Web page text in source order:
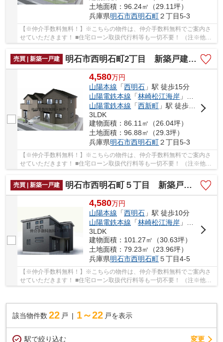
土地面積：96.24㎡（29.11坪）
兵庫県明石市西明石町２丁目5-3
【※仲介手数料無料！】※こちらの物件は、仲介手数料無料でご案内さ
せていただきます！ ■住宅ローン取扱代行料等も一切不要！ （注※他社
売買 | 新築一戸建
明石市西明石町2丁目 新築戸建2号棟 仲介手数料無料！
4,580万円
山陽本線 「西明石 」駅 徒歩15分
山陽電鉄本線 「林崎松江海岸 」駅 徒歩27分
山陽電鉄本線 「西新町 」駅 徒歩27分
3LDK
建物面積：86.11㎡（26.04坪）
土地面積：96.88㎡（29.3坪）
兵庫県明石市西明石町２丁目5-3
【※仲介手数料無料！】※こちらの物件は、仲介手数料無料でご案内さ
せていただきます！ ■住宅ローン取扱代行料等も一切不要！ （注※他社
では事務手数料として5万円～10万円必要な場合...
売買 | 新築一戸建
明石市西明石町５丁目 新築戸建 仲介手数料無料！
4,580万円
山陽本線 「西明石 」駅 徒歩10分
山陽電鉄本線 「林崎松江海岸 」駅 徒歩32分
3LDK
建物面積：101.27㎡（30.63坪）
土地面積：79.23㎡（23.96坪）
兵庫県明石市西明石町５丁目4-5
【※仲介手数料無料！】※こちらの物件は、仲介手数料無料でご案内さ
せていただきます！ ■住宅ローン取扱代行料等も一切不要！ （注※他社
では事務手数料として5万円～10万円必要な場合が...
該当物件数 22 戸 1～22 戸を表示
駅で絞り込む 変更